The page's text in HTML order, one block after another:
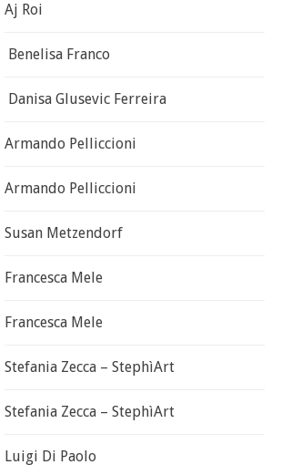
Aj Roi
Benelisa Franco
Danisa Glusevic Ferreira
Armando Pelliccioni
Armando Pelliccioni
Susan Metzendorf
Francesca Mele
Francesca Mele
Stefania Zecca – StephìArt
Stefania Zecca – StephìArt
Luigi Di Paolo